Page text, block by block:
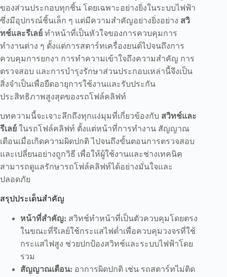
ของส่วนประกอบทุกชิ้น โดยเฉพาะอย่างยิ่งในระบบไฟฟ้า
ซึ่งมีอุปกรณ์ชิ้นเล็ก ๆ แต่มีความสำคัญอย่างยิ่งอย่าง สวิ
ทช์และรีเลย์ ทำหน้าที่เป็นหัวใจของการควบคุมการ
ทำงานต่าง ๆ ตั้งแต่การสตาร์ทเครื่องยนต์ไปจนถึงการ
ควบคุมการยกงา การทำความเข้าใจถึงความสำคัญ การ
ตรวจสอบ และการบำรุงรักษาส่วนประกอบเหล่านี้จึงเป็น
สิ่งจำเป็นเพื่อยืดอายุการใช้งานและรับประกัน
ประสิทธิภาพสูงสุดของรถโฟล์คลิฟท์
บทความนี้จะเจาะลึกถึงทุกแง่มุมที่เกี่ยวข้องกับ สวิทช์และ
รีเลย์ ในรถโฟล์คลิฟท์ ตั้งแต่หน้าที่การทำงาน สัญญาณ
เตือนเมื่อเกิดความผิดปกติ ไปจนถึงขั้นตอนการตรวจสอบ
และเปลี่ยนอย่างถูกวิธี เพื่อให้ผู้ใช้งานและช่างเทคนิค
สามารถดูแลรักษารถโฟล์คลิฟท์ได้อย่างมั่นใจและ
ปลอดภัย
สรุปประเด็นสำคัญ
หน้าที่สำคัญ: สวิทช์ทำหน้าที่เป็นตัวควบคุมโดยตรง
ในขณะที่รีเลย์ใช้กระแสไฟต่ำเพื่อควบคุมวงจรที่ใช้
กระแสไฟสูง ช่วยปกป้องสวิทช์และระบบไฟฟ้าโดย
รวม
สัญญาณเตือน: อาการผิดปกติ เช่น รถสตาร์ทไม่ติด